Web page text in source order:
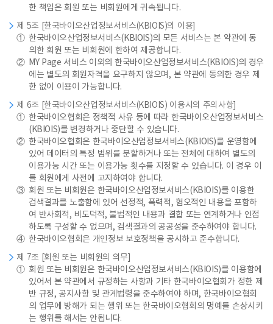
한 책임은 회원 또는 비회원에게 귀속됩니다.
제 5조 [한국바이오산업정보서비스(KBIOIS)의 이용]
① 한국바이오산업정보서비스(KBIOIS)의 모든 서비스는 본 약관에 동
의한 회원 또는 비회원에 한하여 제공합니다.
② MY Page 서비스 이외의 한국바이오산업정보서비스(KBIOIS)의 경우
에는 별도의 회원자격을 요구하지 않으며, 본 약관에 동의한 경우 제
한 없이 이용이 가능합니다.
제 6조 [한국바이오산업정보서비스(KBIOIS) 이용시의 주의사항]
① 한국바이오협회은 정책적 사유 등에 따라 한국바이오산업정보서비스
(KBIOIS)를 변경하거나 중단할 수 있습니다.
② 한국바이오협회은 한국바이오산업정보서비스(KBIOIS)를 운영함에
있어 데이터의 특정 범위를 분할하거나 또는 전체에 대하여 별도의
이용가능 시간 또는 이용가능 횟수를 지정할 수 있습니다. 이 경우 이
를 회원에게 사전에 고지하여야 합니다.
③ 회원 또는 비회원은 한국바이오산업정보서비스(KBIOIS)를 이용한
검색결과를 노출함에 있어 선정적, 폭력적, 혐오적인 내용을 포함하
여 반사회적, 비도덕적, 불법적인 내용과 결합 또는 연계하거나 인접
하도록 구성할 수 없으며, 검색결과의 공공성을 준수하여야 합니다.
④ 한국바이오협회은 개인정보 보호정책을 공시하고 준수합니다.
제 7조 [회원 또는 비회원의 의무]
① 회원 또는 비회원은 한국바이오산업정보서비스(KBIOIS)를 이용함에
있어서 본 약관에서 규정하는 사항과 기타 한국바이오협회가 정한 제
반 규정, 공지사항 및 관계법령을 준수하여야 하며, 한국바이오협회
의 업무에 방해가 되는 행위 또는 한국바이오협회의 명예를 손상시키
는 행위를 해서는 안됩니다.